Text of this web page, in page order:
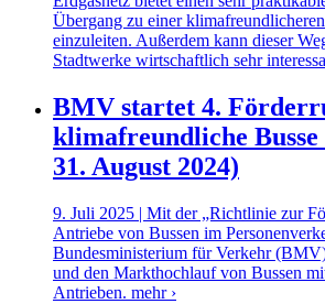
Übergang zu einer
einzuleiten. Außerdem kann dieser
Stadtwerke wirtschaftlich sehr
BMV startet 4.
klimafreundliche
31. August 2024)
9. Juli 2025 | Mit der „Richtlinie zur
Antriebe von Bussen im
Bundesministerium für Verkehr
und den Markthochlauf von Bussen
Antrieben. mehr ›